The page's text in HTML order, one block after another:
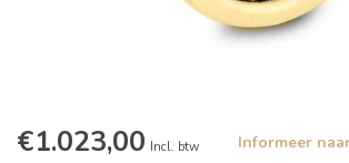
€1.023,00 Incl. btw Informeer